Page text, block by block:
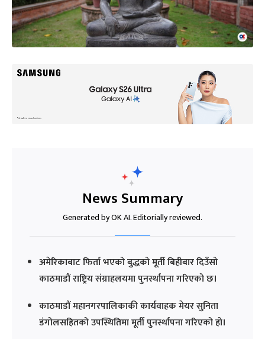
News Summary
Generated by OK AI. Editorially reviewed.
अमेरिकाबाट फिर्ता भएको बुद्धको मूर्ती बिहीबार दिउँसो
काठमाडौं राष्ट्रिय संग्राहलयमा पुनर्स्थापना गरिएको छ।
काठमाडौं महानगरपालिकाकी कार्यवाहक मेयर सुनिता
डंगोलसहितको उपस्थितिमा मूर्ती पुनर्स्थापना गरिएको हो।